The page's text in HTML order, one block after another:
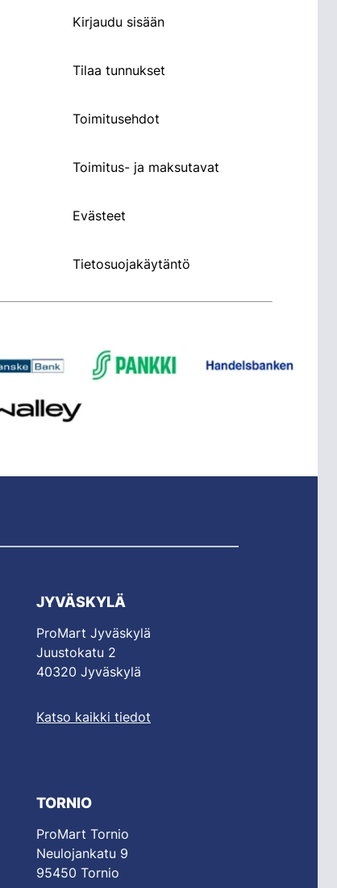
Kirjaudu sisään
Tilaa tunnukset
Toimitusehdot
Toimitus- ja maksutavat
Evästeet
Tietosuojakäytäntö
JYVÄSKYLÄ
ProMart Jyväskylä
Juustokatu 2
40320 Jyväskylä
Katso kaikki tiedot
TORNIO
ProMart Tornio
Neulojankatu 9
95450 Tornio